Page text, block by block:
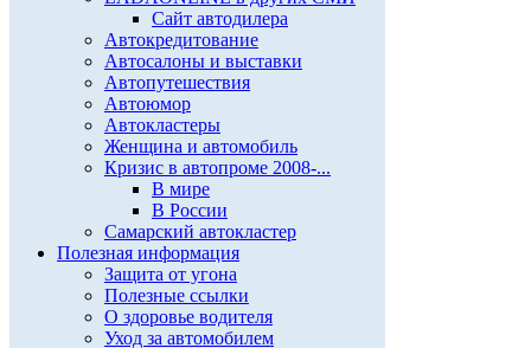
Сайт автодилера
Автокредитование
Автосалоны и выставки
Автопутешествия
Автоюмор
Автокластеры
Женщина и автомобиль
Кризис в автопроме 2008-...
В мире
В России
Самарский автокластер
Полезная информация
Защита от угона
Полезные ссылки
О здоровье водителя
Уход за автомобилем